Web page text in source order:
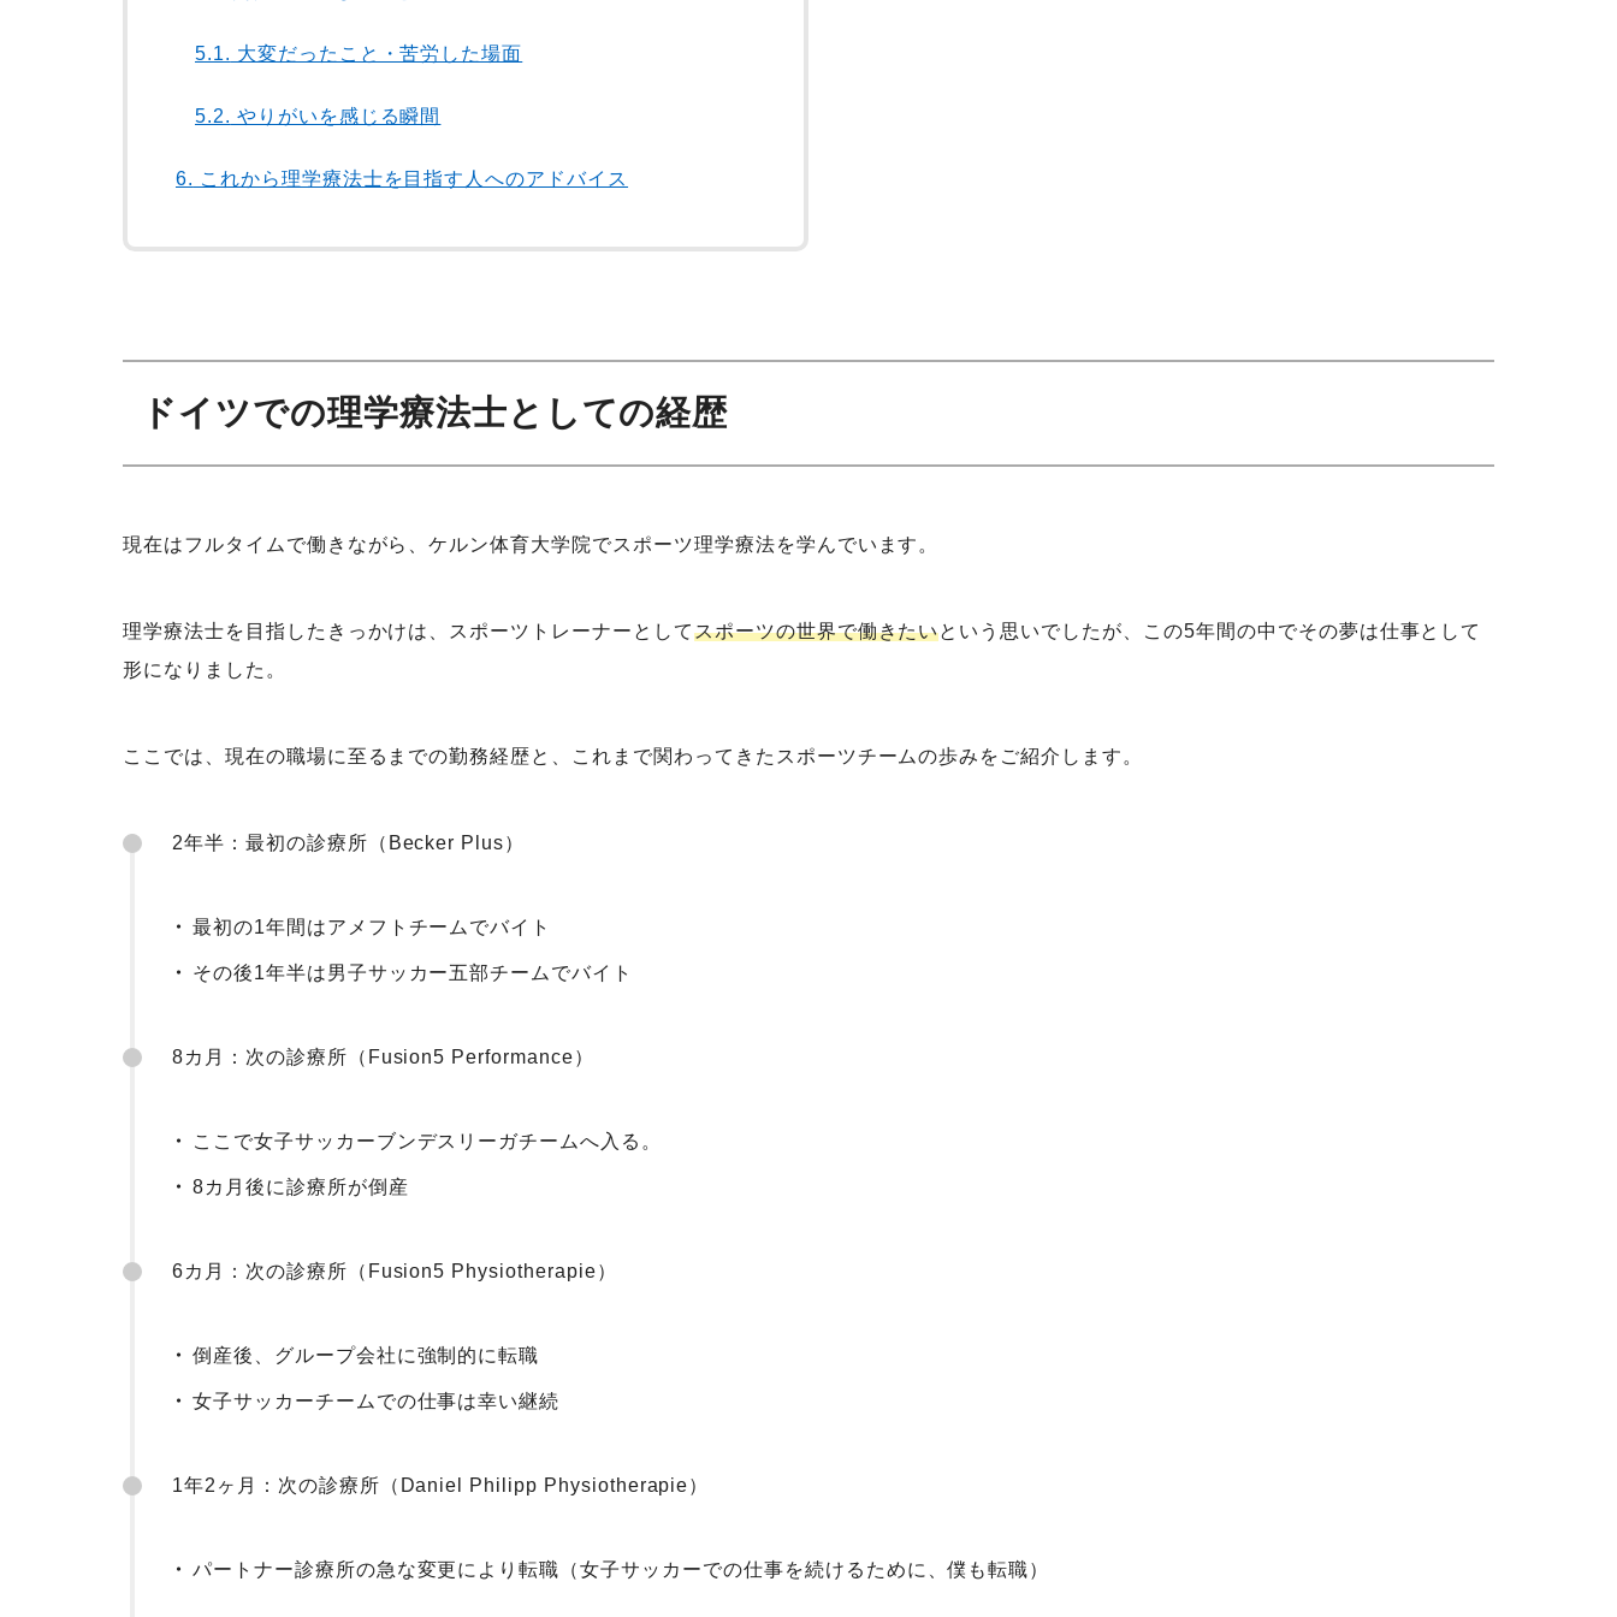
5.1. 大変だったこと・苦労した場面
5.2. やりがいを感じる瞬間
6. これから理学療法士を目指す人へのアドバイス
ドイツでの理学療法士としての経歴
現在はフルタイムで働きながら、ケルン体育大学院でスポーツ理学療法を学んでいます。
理学療法士を目指したきっかけは、スポーツトレーナーとしてスポーツの世界で働きたいという思いでしたが、この5年間の中でその夢は仕事として
形になりました。
ここでは、現在の職場に至るまでの勤務経歴と、これまで関わってきたスポーツチームの歩みをご紹介します。
2年半：最初の診療所（Becker Plus）
最初の1年間はアメフトチームでバイト
その後1年半は男子サッカー五部チームでバイト
8カ月：次の診療所（Fusion5 Performance）
ここで女子サッカーブンデスリーガチームへ入る。
8カ月後に診療所が倒産
6カ月：次の診療所（Fusion5 Physiotherapie）
倒産後、グループ会社に強制的に転職
女子サッカーチームでの仕事は幸い継続
1年2ヶ月：次の診療所（Daniel Philipp Physiotherapie）
パートナー診療所の急な変更により転職（女子サッカーでの仕事を続けるために、僕も転職）